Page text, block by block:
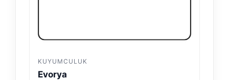
KUYUMCULUK
Evorya